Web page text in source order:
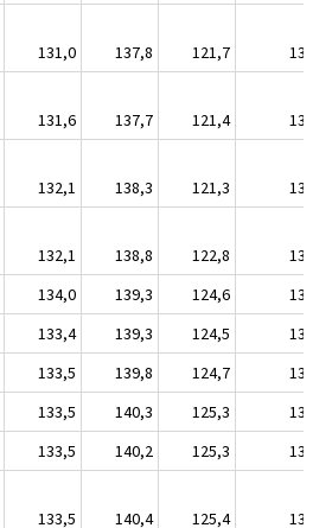
131,0 137,8 121,7
132,3
131,6 137,7 121,4
132,4
132,1 138,3 121,3
132,7
132,1 138,8 122,8
133,2
134,0 139,3 124,6
134,3
133,4 139,3 124,5
134,1
133,5 139,8 124,7
134,4
133,5 140,3 125,3
134,6
133,5 140,2 125,3
134,6
133,5 140,4 125,4 134,7